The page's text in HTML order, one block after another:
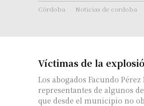
Córdoba Noticias de cordoba
Víctimas de la
Los abogados Facundo
representantes de algunos
que desde el municipio no